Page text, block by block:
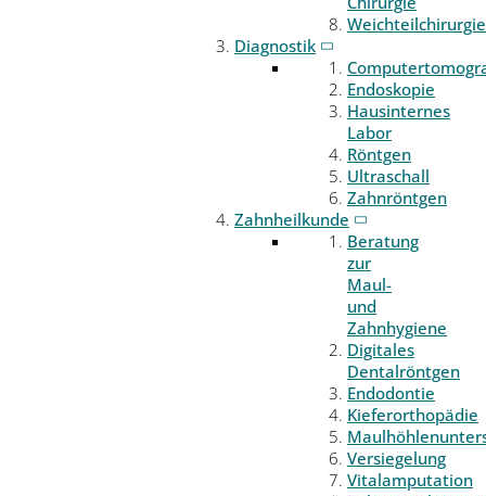
Weichteilchirurgie
Diagnostik
Endoskopie
Hausinternes
Labor
Röntgen
Ultraschall
Zahnröntgen
Zahnheilkunde
Beratung
zur
Maul-
und
Zahnhygiene
Digitales
Dentalröntgen
Endodontie
Kieferorthopädie
Versiegelung
Vitalamputation